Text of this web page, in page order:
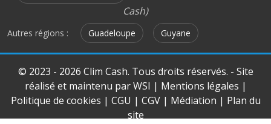
Cash)
Autres régions : Guadeloupe Guyane
© 2023 - 2026 Clim Cash. Tous droits réservés. - Site
réalisé et maintenu parWSI | Mentions légales |
Politique de cookies | CGU | CGV| Médiation | Plan du
site